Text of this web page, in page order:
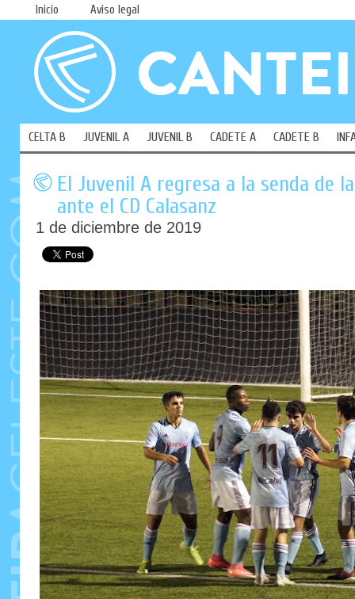
Inicio Aviso legal
CELTA B JUVENIL A JUVENIL B CADETE A CADETE B
El Juvenil A regresa a la senda de
ante el CD Calasanz
1 de diciembre de 2019